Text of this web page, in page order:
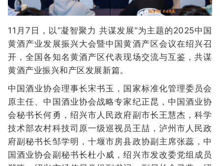
11月7日，以“凝智聚力 共谋发展”为主题的2025中国
黄酒产业发展振兴大会暨中国黄酒产区会议在绍兴召
开，全国各知名黄酒产区代表现场交流与互鉴，共谋
黄酒产业振兴和产区发展新篇。
中国酒业协会理事长宋书玉，国家标准化管理委员会
原主任、中国酒业协会战略专家纪正昆，中国酒业协
会秘书长何勇，绍兴市人民政府副市长王慧杰，科学
技术部农村科技司原一级巡视员王喆，泸州市人民政
府副秘书长邹学明，十堰市房县政协副主席张蕊，中
国酒业协会副秘书长杜小威，绍兴市发改委党组成员